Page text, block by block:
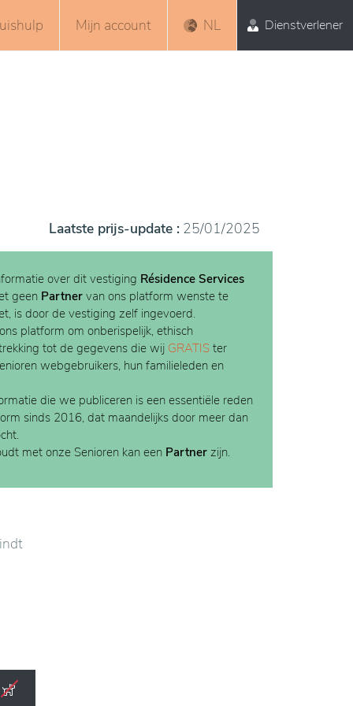
Mijn account NL Dienstverlener
Laatste prijs-update : 25/01/2025
over dit vestiging Résidence Services
geen Partner van ons platform wenste te
is door de vestiging zelf ingevoerd.
platform om onberispelijk, ethisch
tot de gegevens die wij GRATIS ter
webgebruikers, hun familieleden en
die we publiceren is een essentiële reden
sinds 2016, dat maandelijks door meer dan
met onze Senioren kan een Partner zijn.